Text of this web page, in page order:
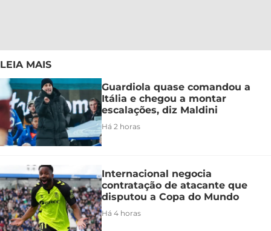
LEIA MAIS
Guardiola quase comandou a
Itália e chegou a montar
escalações, diz Maldini
Há 2 horas
Internacional negocia
contratação de atacante que
disputou a Copa do Mundo
Há 4 horas